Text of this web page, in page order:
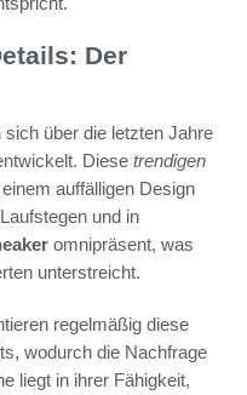
Der
über die letzten Jahre
Diese trendigen
auffälligen Design
und in
omnipräsent, was
unterstreicht.
regelmäßig diese
wodurch die Nachfrage
liegt in ihrer Fähigkeit,